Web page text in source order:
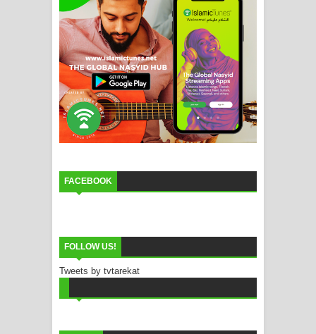
FACEBOOK
FOLLOW US!
Tweets by tvtarekat